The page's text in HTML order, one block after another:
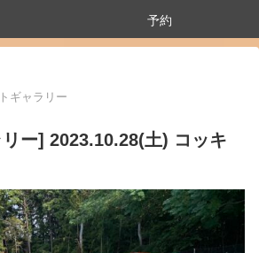
予約
ギャラリー
ー] 2023.10.28(土) コッキ